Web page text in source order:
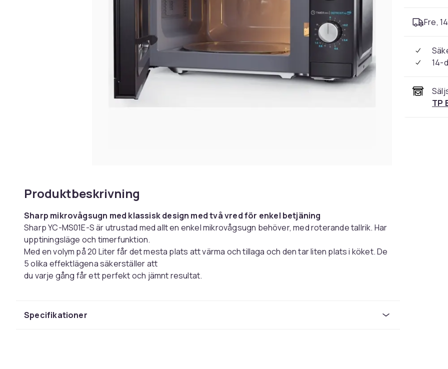
Produktbeskrivning
Sharp mikrovågsugn med klassisk design med två vred för enkel betjäning
Sharp YC-MS01E-S är utrustad med allt en enkel mikrovågsugn behöver, med roterande tallrik. Har
upptiningsläge och timerfunktion.
Med en volym på 20 Liter får det mesta plats att värma och tillaga och den tar liten plats i köket. De
5 olika effektlägena säkerställer att
du varje gång får ett perfekt och jämnt resultat.
Mekanisk panel
5 effektnivåer
Specifikationer
Fre,
14-
TP